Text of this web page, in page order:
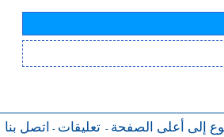
إلى أعلى الصفحة - تعليقات - اتصل بنا